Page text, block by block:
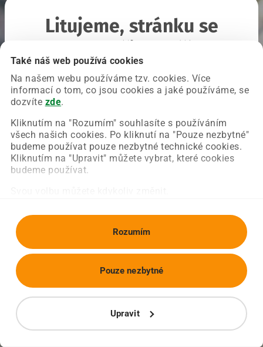
Také náš web používá cookies
Na našem webu používáme tzv. cookies. Více
informací o tom, co jsou cookies a jaké používáme, se
dozvíte zde.
Kliknutím na "Rozumím" souhlasíte s používáním
všech našich cookies. Po kliknutí na "Pouze nezbytné"
budeme používat pouze nezbytné technické cookies.
Kliknutím na "Upravit" můžete vybrat, které cookies
budeme používat.
Rozumím
Upravit
Pouze nezbytné
Litujeme, stránku se
Chyba nastala na naší straně a už ji opravujeme.
Zkuste prosím znovu načíst požadovanou stránku.
Obnovit stránku Úvodní strana